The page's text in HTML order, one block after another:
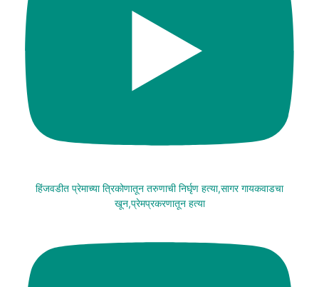
हिंजवडीत प्रेमाच्या त्रिकोणातून तरुणाची निर्घृण हत्या,सागर गायकवाडचा
खून,प्रेमप्रकरणातून हत्या